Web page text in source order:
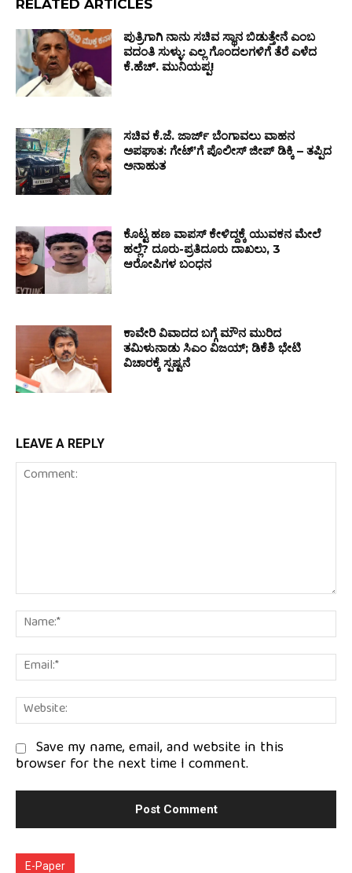
RELATED ARTICLES
ಪುತ್ರಿಗಾಗಿ ನಾನು ಸಚಿವ ಸ್ಥಾನ ಬಿಡುತ್ತೇನೆ ಎಂಬ
ವದಂತಿ ಸುಳ್ಳು: ಎಲ್ಲ ಗೊಂದಲಗಳಿಗೆ ತೆರೆ ಎಳೆದ
ಕೆ.ಹೆಚ್. ಮುನಿಯಪ್ಪ!
ಸಚಿವ ಕೆ.ಜೆ. ಜಾರ್ಜ್ ಬೆಂಗಾವಲು ವಾಹನ
ಅಪಘಾತ: ಗೇಟ್ʼಗೆ ಪೊಲೀಸ್ ಜೀಪ್ ಡಿಕ್ಕಿ – ತಪ್ಪಿದ
ಅನಾಹುತ
ಕೊಟ್ಟ ಹಣ ವಾಪಸ್ ಕೇಳಿದ್ದಕ್ಕೆ ಯುವಕನ ಮೇಲೆ
ಹಲ್ಲೆ? ದೂರು-ಪ್ರತಿದೂರು ದಾಖಲು, 3
ಆರೋಪಿಗಳ ಬಂಧನ
ಕಾವೇರಿ ವಿವಾದದ ಬಗ್ಗೆ ಮೌನ ಮುರಿದ
ತಮಿಳುನಾಡು ಸಿಎಂ ವಿಜಯ್; ಡಿಕೆಶಿ ಭೇಟಿ
ವಿಚಾರಕ್ಕೆ ಸ್ಪಷ್ಟನೆ
LEAVE A REPLY
Comment:
Save my name, email, and website in this
browser for the next time I comment.
E-Paper